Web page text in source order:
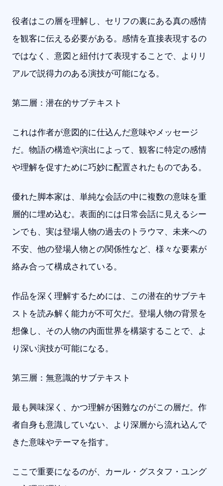
役者はこの層を理解し、セリフの裏にある真の感情
を観客に伝える必要がある。感情を直接表現するの
ではなく、意図と紐付けて表現することで、よりリ
アルで説得力のある演技が可能になる。
第二層：潜在的サブテキスト
これは作者が意図的に仕込んだ意味やメッセージ
だ。物語の構造や演出によって、観客に特定の感情
や理解を促すために巧妙に配置されたものである。
優れた脚本家は、単純な会話の中に複数の意味を重
層的に埋め込む。表面的には日常会話に見えるシー
ンでも、実は登場人物の過去のトラウマ、未来への
不安、他の登場人物との関係性など、様々な要素が
絡み合って構成されている。
作品を深く理解するためには、この潜在的サブテキ
ストを読み解く能力が不可欠だ。登場人物の背景を
想像し、その人物の内面世界を構築することで、よ
り深い演技が可能になる。
第三層：無意識的サブテキスト
最も興味深く、かつ理解が困難なのがこの層だ。作
者自身も意識していない、より深層から流れ込んで
きた意味やテーマを指す。
ここで重要になるのが、カール・グスタフ・ユング